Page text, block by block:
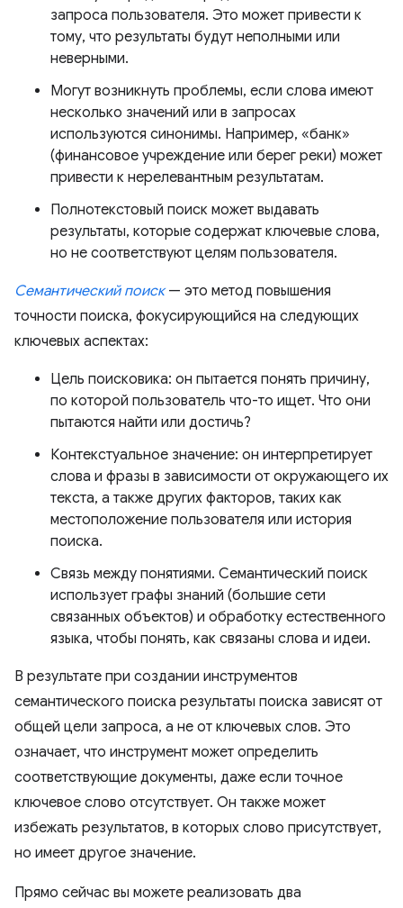
запроса пользователя. Это может привести к
тому, что результаты будут неполными или
неверными.
Могут возникнуть проблемы, если слова имеют
несколько значений или в запросах
используются синонимы. Например, «банк»
(финансовое учреждение или берег реки) может
привести к нерелевантным результатам.
Полнотекстовый поиск может выдавать
результаты, которые содержат ключевые слова,
но не соответствуют целям пользователя.
Семантический поиск— это метод повышения
точности поиска, фокусирующийся на следующих
ключевых аспектах:
Цель поисковика: он пытается понять причину,
по которой пользователь что-то ищет. Что они
пытаются найти или достичь?
Контекстуальное значение: он интерпретирует
слова и фразы в зависимости от окружающего их
текста, а также других факторов, таких как
местоположение пользователя или история
поиска.
Связь между понятиями. Семантический поиск
использует графы знаний (большие сети
связанных объектов) и обработку естественного
языка, чтобы понять, как связаны слова и идеи.
В результате при создании инструментов
семантического поиска результаты поиска зависят от
общей цели запроса, а не от ключевых слов. Это
означает, что инструмент может определить
соответствующие документы, даже если точное
ключевое слово отсутствует. Он также может
избежать результатов, в которых слово присутствует,
но имеет другое значение.
Прямо сейчас вы можете реализовать два